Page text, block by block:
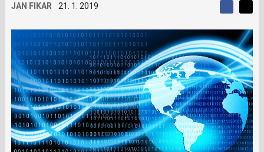
JAN FIKAR 21. 1. 2019
S
d
í
l
e
t
S
l
e
j
t
e
n
a
a
c
e
b
o
í
l
e
j
t
e
n
a
s
í
t
i
X